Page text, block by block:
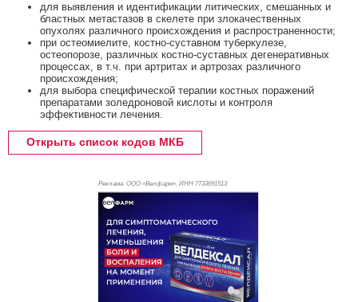
для выявления и идентификации литических, смешанных и
бластных метастазов в скелете при злокачественных
опухолях различного происхождения и распространенности;
при остеомиелите, костно-суставном туберкулезе,
остеопорозе, различных костно-суставных дегенеративных
процессах, в т.ч. при артритах и артрозах различного
происхождения;
для выбора специфической терапии костных поражений
препаратами золедроновой кислоты и контроля
эффективности лечения.
Открыть список кодов МКБ
Реклама. ООО «Велфарм», ИНН 7733691513